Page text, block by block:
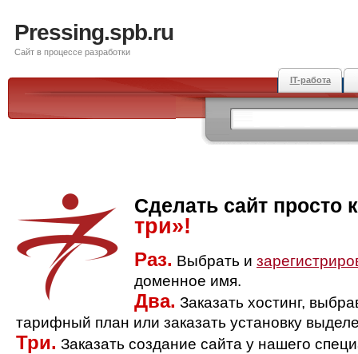
Pressing.spb.ru
Сайт в процессе разработки
IT-работа
Сделать сайт просто
три»!
Раз. Выбрать и
доменное имя.
Два. Заказать хостинг,
тарифный план или заказать установку
Три. Заказать создание сайта у нашего